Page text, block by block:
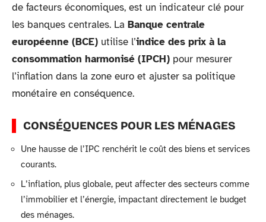
de facteurs économiques, est un indicateur clé pour
les banques centrales. La Banque centrale
européenne (BCE) utilise l’indice des prix à la
consommation harmonisé (IPCH) pour mesurer
l’inflation dans la zone euro et ajuster sa politique
monétaire en conséquence.
CONSÉQUENCES POUR LES MÉNAGES
Une hausse de l’IPC renchérit le coût des biens et services
courants.
L’inflation, plus globale, peut affecter des secteurs comme
l’immobilier et l’énergie, impactant directement le budget
des ménages.